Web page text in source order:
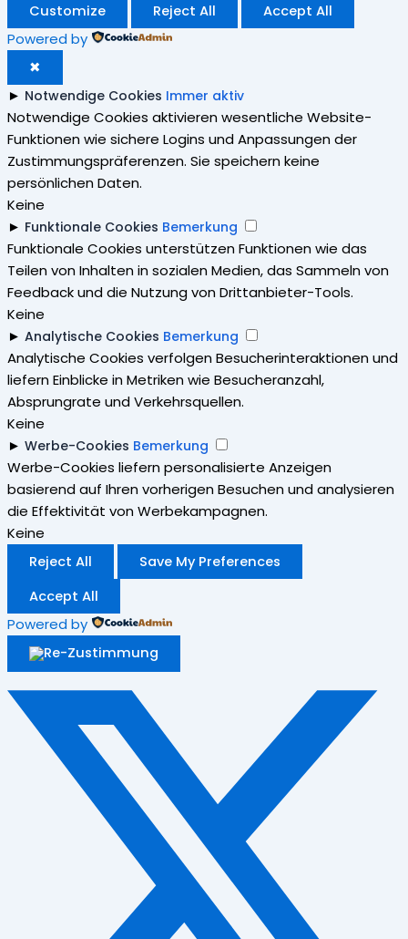
Customize Reject All Accept All
Powered by
✖
► Notwendige Cookies Immer aktiv
Notwendige Cookies aktivieren wesentliche Website-
Funktionen wie sichere Logins und Anpassungen der
Zustimmungspräferenzen. Sie speichern keine
persönlichen Daten.
Keine
► Funktionale Cookies Bemerkung
Funktionale Cookies unterstützen Funktionen wie das
Teilen von Inhalten in sozialen Medien, das Sammeln von
Feedback und die Nutzung von Drittanbieter-Tools.
Keine
► Analytische Cookies Bemerkung
Analytische Cookies verfolgen Besucherinteraktionen und
liefern Einblicke in Metriken wie Besucheranzahl,
Absprungrate und Verkehrsquellen.
Keine
► Werbe-Cookies Bemerkung
Werbe-Cookies liefern personalisierte Anzeigen
basierend auf Ihren vorherigen Besuchen und analysieren
die Effektivität von Werbekampagnen.
Keine
Reject All
Save My Preferences
Accept All
Powered by